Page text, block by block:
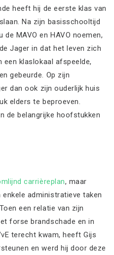
heeft hij de eerste klas van
Na zijn basisschooltijd
MAVO en HAVO noemen,
Jager in dat het leven zich
een klaslokaal afspeelde,
gebeurde. Op zijn
dan ook zijn ouderlijk huis
elders te beproeven.
de belangrijke hoofstukken
carrièreplan, maar
administratieve taken
een relatie van zijn
forse brandschade en in
terecht kwam, heeft Gijs
en werd hij door deze